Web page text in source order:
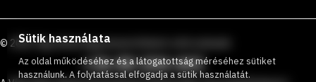
© 2026 VígszínházIngyenesen hívható zöld számunk
+36 80 204 443
Sütik használata
Az oldal működéséhez és a látogatottság méréséhez sütiket
használunk. A folytatással elfogadja a sütik használatát.